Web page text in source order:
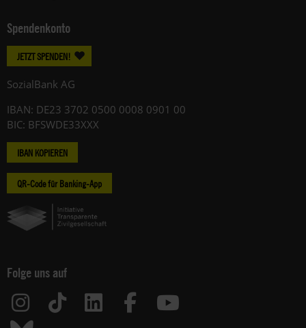
Spendenkonto
JETZT SPENDEN!
SozialBank AG
IBAN: DE23 3702 0500 0008 0901 00
BIC: BFSWDE33XXX
IBAN KOPIEREN
QR-Code für Banking-App
Folge uns auf